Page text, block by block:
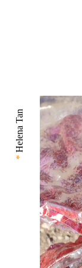
*
Helena Tan